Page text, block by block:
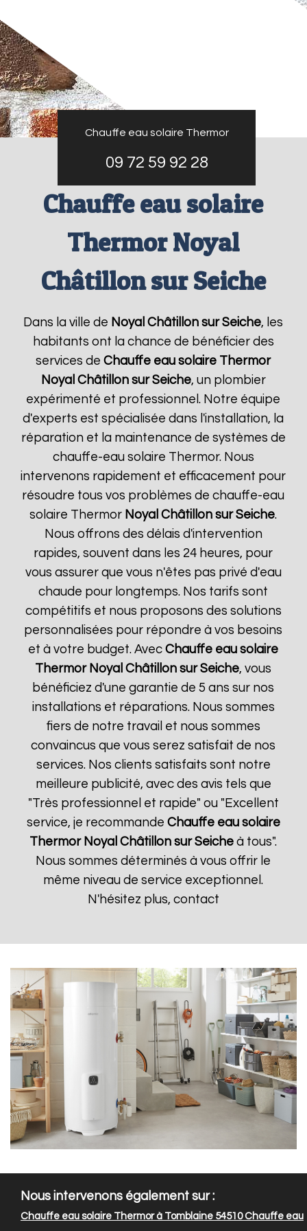
Chauffe eau solaire Thermor
09 72 59 92 28
Chauffe eau solaire
Thermor Noyal
Châtillon sur Seiche
Dans la ville de Noyal Châtillon sur Seiche, les
habitants ont la chance de bénéficier des
services deChauffe eau solaire Thermor
Noyal Châtillon sur Seiche, un plombier
expérimenté et professionnel. Notre équipe
d'experts est spécialisée dans l'installation, la
réparation et la maintenance de systèmes de
chauffe-eau solaire Thermor. Nous
intervenons rapidement et efficacement pour
résoudre tous vos problèmes de chauffe-eau
solaire Thermor Noyal Châtillon sur Seiche.
Nous offrons des délais d'intervention
rapides, souvent dans les 24 heures, pour
vous assurer que vous n'êtes pas privé d'eau
chaude pour longtemps. Nos tarifs sont
compétitifs et nous proposons des solutions
personnalisées pour répondre à vos besoins
et à votre budget. AvecChauffe eau solaire
Thermor Noyal Châtillon sur Seiche, vous
bénéficiez d'une garantie de 5 ans sur nos
installations et réparations. Nous sommes
fiers de notre travail et nous sommes
convaincus que vous serez satisfait de nos
services. Nos clients satisfaits sont notre
meilleure publicité, avec des avis tels que
"Très professionnel et rapide" ou "Excellent
service, je recommande Chauffe eau solaire
Thermor Noyal Châtillon sur Seiche à tous".
Nous sommes déterminés à vous offrir le
même niveau de service exceptionnel.
N'hésitez plus, contact
Nous intervenons également sur :
Chauffe eau solaire Thermor à Tomblaine 54510Chauffe eau